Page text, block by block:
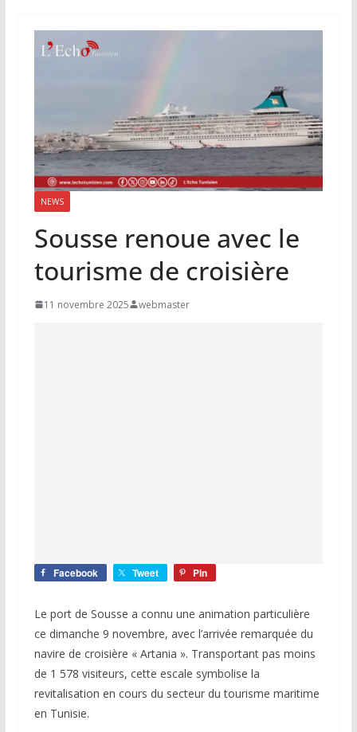
NEWS
Sousse renoue avec le
tourisme de croisière
11 novembre 2025 webmaster
Facebook Tweet Pin
Le port de Sousse a connu une animation particulière
ce dimanche 9 novembre, avec l’arrivée remarquée du
navire de croisière « Artania ». Transportant pas moins
de 1 578 visiteurs, cette escale symbolise la
revitalisation en cours du secteur du tourisme maritime
en Tunisie.